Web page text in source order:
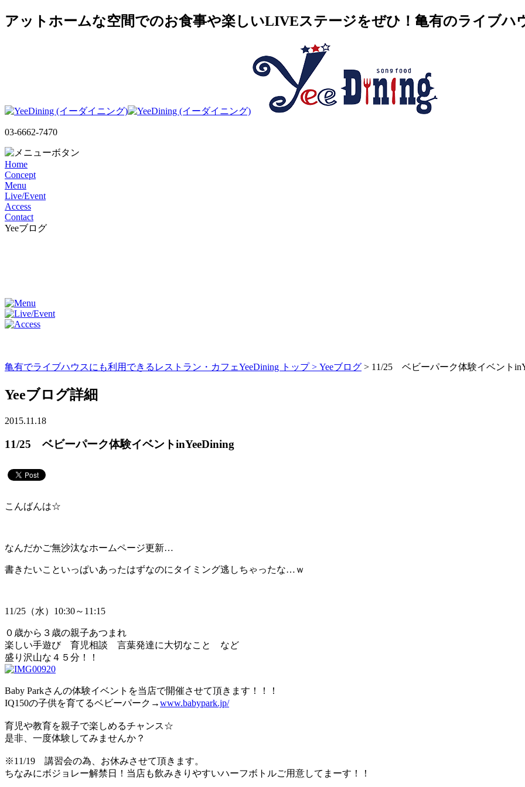
アットホームな空間でのお食事や楽しいLIVEステージをぜひ！亀有のライブハ
03-6662-7470
Home
Concept
Menu
Live/Event
Access
Contact
Yeeブログ
亀有でライブハウスにも利用できるレストラン・カフェYeeDining トップ > Yeeブログ > 11/25 ベビーパーク体験イベント
Yeeブログ詳細
2015.11.18
11/25 ベビーパーク体験イベントinYeeDining
こんばんは☆
なんだかご無沙汰なホームページ更新…
書きたいこといっぱいあったはずなのにタイミング逃しちゃったな…ｗ
11/25（水）10:30～11:15
０歳から３歳の親子あつまれ
楽しい手遊び 育児相談 言葉発達に大切なこと など
盛り沢山な４５分！！
Baby Parkさんの体験イベントを当店で開催させて頂きます！！！
IQ150の子供を育てるベビーパーク→www.babypark.jp/
育児や教育を親子で楽しめるチャンス☆
是非、一度体験してみませんか？
※11/19 講習会の為、お休みさせて頂きます。
ちなみにボジョレー解禁日！当店も飲みきりやすいハーフボトルご用意してまーす！！